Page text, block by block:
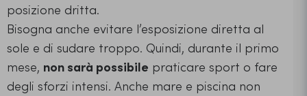
posizione dritta.
Bisogna anche evitare l’esposizione diretta al
sole e di sudare troppo. Quindi, durante il primo
mese, non sarà possibile praticare sport o fare
degli sforzi intensi. Anche mare e piscina non